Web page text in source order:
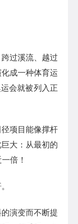
过溪流、越过
成一种体育运
会就被列入正
项目能像撑杆
大：从最初的
倍！
演变而不断提